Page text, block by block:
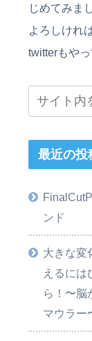
じめてみま
よろしけれ
twitterもやっ
最近の投
ンド
大きな変
えるには
ら！〜脳
マウラー